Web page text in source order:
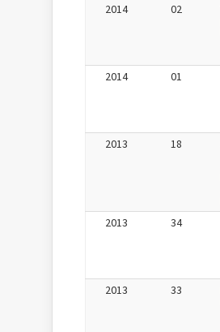
2014
02
2014
01
2013
18
2013
34
2013
33